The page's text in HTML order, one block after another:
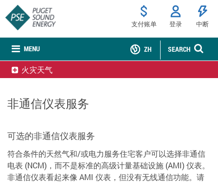
MENU
支付账单 登录 中断
SEARCH
ZH
火灾天气
非通信仪表服务
可选的非通信仪表服务
符合条件的天然气和/或电力服务住宅客户可以选择非通信
电表 (NCM)，而不是标准的高级计量基础设施 (AMI) 仪表。
非通信仪表看起来像 AMI 仪表，但没有无线通信功能。请